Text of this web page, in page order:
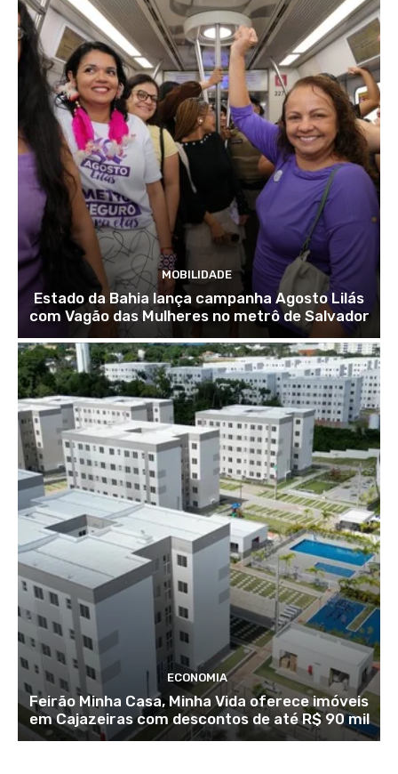
MOBILIDADE
Estado da Bahia lança campanha Agosto Lilás
com Vagão das Mulheres no metrô de Salvador
ECONOMIA
Feirão Minha Casa, Minha Vida oferece imóveis
em Cajazeiras com descontos de até R$ 90 mil